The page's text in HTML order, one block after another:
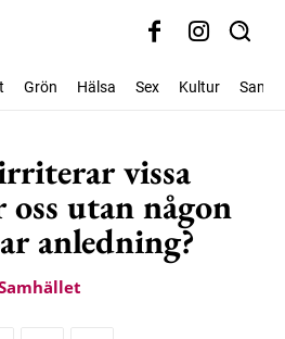
Grön Hälsa Sex Kultur
vissa
utan någon
anledning?